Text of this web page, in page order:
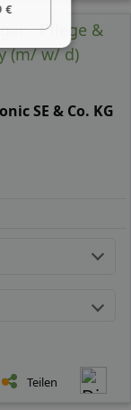
- Pflege &
(m/ w/ d)
SE & Co. KG
Teilen
€